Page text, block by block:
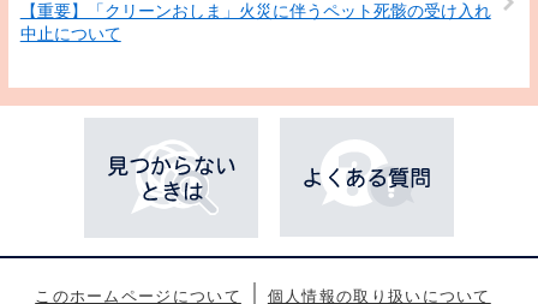
【重要】「クリーンおしま」火災に伴うペット死骸の受け入れ
中止について
このホームページについて 個人情報の取り扱いについて